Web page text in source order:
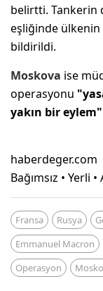
belirtti. Tankerin
eşliğinde ülkenin
bildirildi.
Moskova ise
operasyonu
yakın bir eylem"
haberdeger.com
Bağımsız • Yerli
Fransa Rusya
Emmanuel Macron
Operasyon